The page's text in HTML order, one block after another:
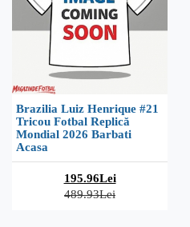
Brazilia Luiz Henrique #21
Tricou Fotbal Replică
Mondial 2026 Barbati
Acasa
195.96Lei
489.93Lei